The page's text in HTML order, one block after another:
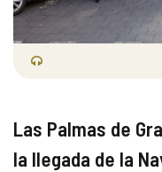
Las Palmas de
la llegada de la